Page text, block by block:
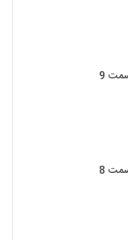
9
8